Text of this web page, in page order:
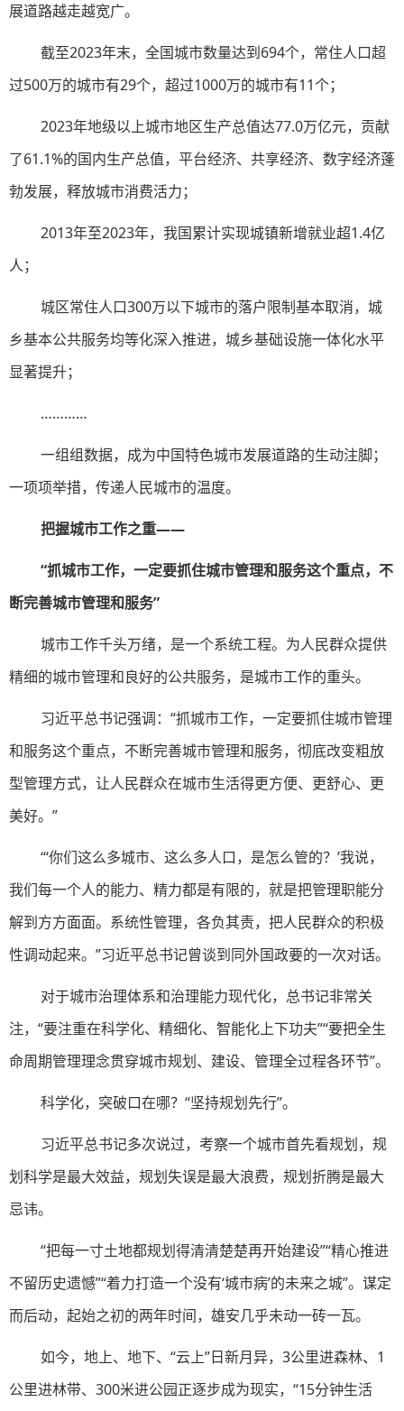
展道路越走越宽广。
截至2023年末，全国城市数量达到694个，常住人口超
过500万的城市有29个，超过1000万的城市有11个；
2023年地级以上城市地区生产总值达77.0万亿元，贡献
了61.1%的国内生产总值，平台经济、共享经济、数字经济蓬
勃发展，释放城市消费活力；
2013年至2023年，我国累计实现城镇新增就业超1.4亿
人；
城区常住人口300万以下城市的落户限制基本取消，城
乡基本公共服务均等化深入推进，城乡基础设施一体化水平
显著提升；
…………
一组组数据，成为中国特色城市发展道路的生动注脚；
一项项举措，传递人民城市的温度。
把握城市工作之重——
“抓城市工作，一定要抓住城市管理和服务这个重点，不
断完善城市管理和服务”
城市工作千头万绪，是一个系统工程。为人民群众提供
精细的城市管理和良好的公共服务，是城市工作的重头。
习近平总书记强调：“抓城市工作，一定要抓住城市管理
和服务这个重点，不断完善城市管理和服务，彻底改变粗放
型管理方式，让人民群众在城市生活得更方便、更舒心、更
美好。”
“‘你们这么多城市、这么多人口，是怎么管的？’我说，
我们每一个人的能力、精力都是有限的，就是把管理职能分
解到方方面面。系统性管理，各负其责，把人民群众的积极
性调动起来。”习近平总书记曾谈到同外国政要的一次对话。
对于城市治理体系和治理能力现代化，总书记非常关
注，“要注重在科学化、精细化、智能化上下功夫”“要把全生
命周期管理理念贯穿城市规划、建设、管理全过程各环节”。
科学化，突破口在哪？“坚持规划先行”。
习近平总书记多次说过，考察一个城市首先看规划，规
划科学是最大效益，规划失误是最大浪费，规划折腾是最大
忌讳。
“把每一寸土地都规划得清清楚楚再开始建设”“精心推进
不留历史遗憾”“着力打造一个没有‘城市病’的未来之城”。谋定
而后动，起始之初的两年时间，雄安几乎未动一砖一瓦。
如今，地上、地下、“云上”日新月异，3公里进森林、1
公里进林带、300米进公园正逐步成为现实，“15分钟生活